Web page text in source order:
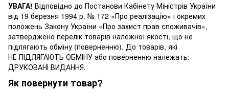
УВАГА! Відповідно до Постанови Кабінету Міністрів України
від 19 березня 1994 р. № 172 «Про реалізацію» і окремих
положень Закону України «Про захист прав споживачів»,
затверджено перелік товарів належної якості, що не
підлягають обміну (поверненню). До товарів, які
НЕ ПІДЛЯГАЮТЬ ОБМІНУ або поверненню належать:
ДРУКОВАНІ ВИДАННЯ.
Як повернути товар?